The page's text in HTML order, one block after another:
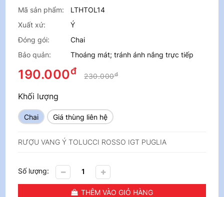
Mã sản phẩm:
LTHTOL14
Xuất xứ:
Ý
Đóng gói:
Chai
Bảo quản:
Thoáng mát; tránh ánh nắng trực tiếp
190.000đ 230.000đ
Khối lượng
Chai Giá thùng liên hệ
RƯỢU VANG Ý TOLUCCI ROSSO IGT PUGLIA
Số lượng:
THÊM VÀO GIỎ HÀNG